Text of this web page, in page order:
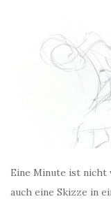
Eine Minute ist
auch eine Skizze in